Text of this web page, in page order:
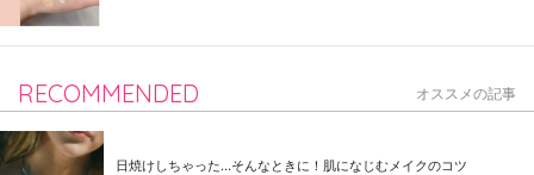
RECOMMENDED オススメの記事
日焼けしちゃった...そんなときに！肌になじむメイクのコツ